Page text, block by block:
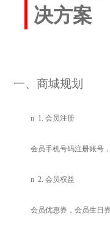
决方案
一、商城规划
n 1.会员注册
会员手机号码注册账号
n 2.会员权益
会员优惠券，会员生日券